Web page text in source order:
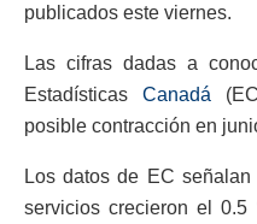
publicados este viernes.
Las cifras dadas a
EstadísticasCanadá
posible contracción en
Los datos de EC
servicios crecieron el